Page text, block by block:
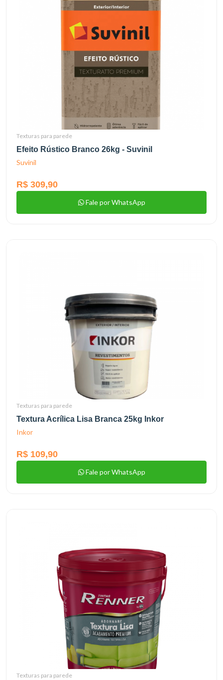
Texturas para parede
Efeito Rústico Branco 26kg - Suvinil
Suvinil
R$ 309,90
Fale por WhatsApp
Texturas para parede
Textura Acrílica Lisa Branca 25kg Inkor
Inkor
R$ 109,90
Fale por WhatsApp
Texturas para parede